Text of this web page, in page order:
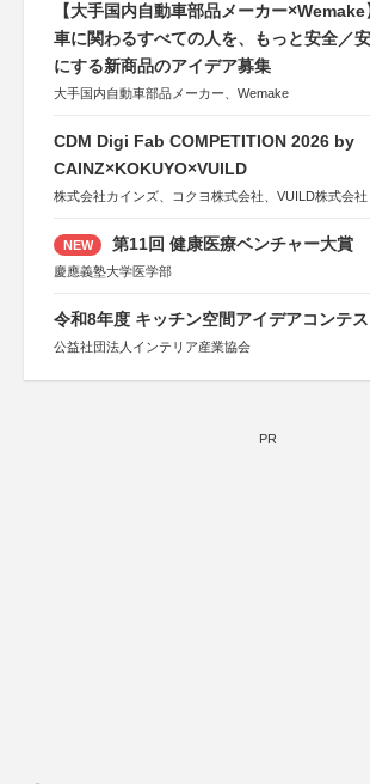
【大手国内自動車部品メーカー×Wemake
車に関わるすべての人を、もっと安全／
にする新商品のアイデア募集
大手国内自動車部品メーカー、Wemake
CDM Digi Fab COMPETITION 2026 by
CAINZ×KOKUYO×VUILD
株式会社カインズ、コクヨ株式会社、VUILD株式会社
NEW 第11回 健康医療ベンチャー大賞
慶應義塾大学医学部
令和8年度 キッチン空間アイデアコンテス
公益社団法人インテリア産業協会
PR